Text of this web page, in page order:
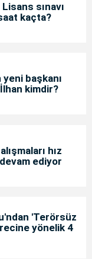
sınavı
kaçta?
başkanı
kimdir?
hız
ediyor
'Terörsüz
yönelik 4